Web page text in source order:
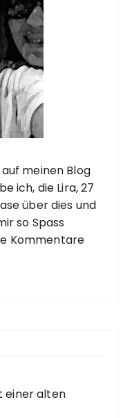
meinen Blog
ich, die Lira, 27
über dies und
so Spass
Kommentare
einer alten